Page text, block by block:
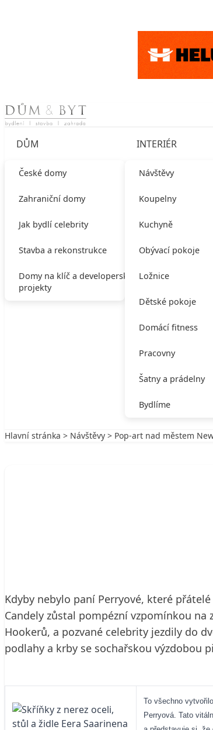
Skip to content
DŮM
České domy
Zahraniční domy
Jak bydlí celebrity
Stavba a rekonstrukce
Domy na klíč a developerské
projekty
INTERIÉR
Návštěvy
Koupelny
Kuchyně
Obývací pokoje
Ložnice
Dětské pokoje
Domácí fitness
Pracovny
Šatny a prádelny
Bydlíme
Hlavní stránka > Návštěvy > Pop-art nad městem
Kdyby nebylo paní Perryové, které
Candely zůstal pompézní vzpomínkou
Hookerů, a pozvané celebrity jezdily do
podlahy a krby se sochařskou výzdobou
To všechno
Perryová. Tato